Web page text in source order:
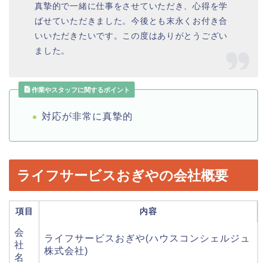
真摯的で一緒に仕事をさせていただき、心得を学
ばせていただきました。今後とも末永くお付き合
いいただきたいです。この度はありがとうござい
ました。
作業やスタッフに関するポイント
対応が非常に真摯的
ライフサービスおぎやの会社概要
項目 内容
会
社
名
ライフサービスおぎや(ハウスコンシェルジュ
株式会社)